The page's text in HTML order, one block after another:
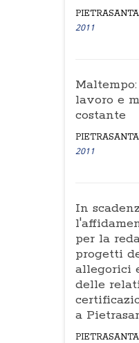
PIETRASANTA
2011
lavoro e
costante
PIETRASANTA
2011
In
per la
progetti
allegorici
delle
a
PIETRASANTA